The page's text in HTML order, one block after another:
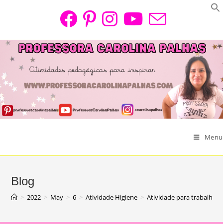
Menu
Blog
> 2022 > May > 6 > Atividade Higiene > Atividade para trabalhar